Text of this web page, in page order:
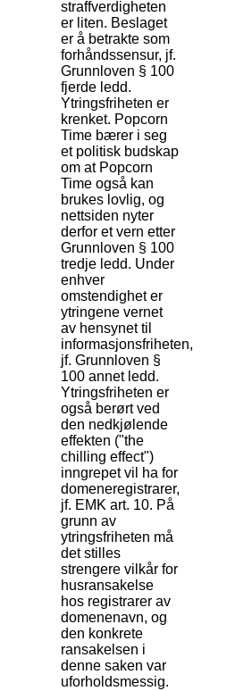
straffverdigheten
er liten. Beslaget
er å betrakte som
forhåndssensur, jf.
Grunnloven § 100
fjerde ledd.
Ytringsfriheten er
krenket. Popcorn
Time bærer i seg
et politisk budskap
om at Popcorn
Time også kan
brukes lovlig, og
nettsiden nyter
derfor et vern etter
Grunnloven § 100
tredje ledd. Under
enhver
omstendighet er
ytringene vernet
av hensynet til
informasjonsfriheten,
jf. Grunnloven §
100 annet ledd.
Ytringsfriheten er
også berørt ved
den nedkjølende
effekten ("the
chilling effect")
inngrepet vil ha for
domeneregistrarer,
jf. EMK art. 10. På
grunn av
ytringsfriheten må
det stilles
strengere vilkår for
husransakelse
hos registrarer av
domenenavn, og
den konkrete
ransakelsen i
denne saken var
uforholdsmessig.